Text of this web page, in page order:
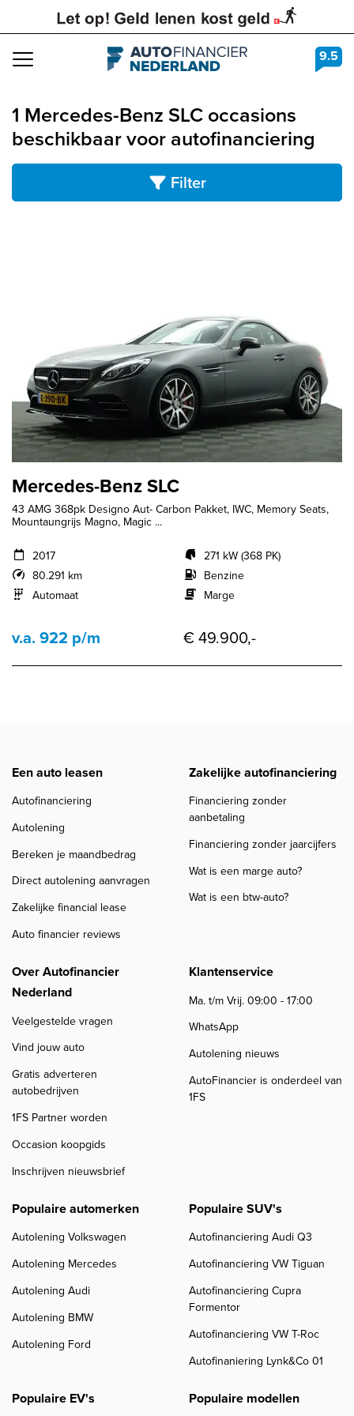
Navigation 9.5
1 Mercedes-Benz SLC occasions
beschikbaar voor autofinanciering
Filter
Mercedes-Benz SLC
43 AMG 368pk Designo Aut- Carbon Pakket, IWC, Memory Seats,
Mountaungrijs Magno, Magic ...
2017
80.291 km
Automaat
271 kW (368 PK)
Benzine
Marge
v.a. 922 p/m € 49.900,-
Een auto leasen
Autofinanciering
Autolening
Bereken je maandbedrag
Direct autolening aanvragen
Zakelijke financial lease
Auto financier reviews
Zakelijke autofinanciering
Financiering zonder
aanbetaling
Financiering zonder jaarcijfers
Wat is een marge auto?
Wat is een btw-auto?
Over Autofinancier
Nederland
Veelgestelde vragen
Vind jouw auto
Gratis adverteren
autobedrijven
1FS Partner worden
Occasion koopgids
Inschrijven nieuwsbrief
Klantenservice
Ma. t/m Vrij. 09:00 - 17:00
WhatsApp
Autolening nieuws
AutoFinancier is onderdeel van
1FS
Populaire automerken
Autolening Volkswagen
Autolening Mercedes
Autolening Audi
Autolening BMW
Autolening Ford
Populaire SUV's
Autofinanciering Audi Q3
Autofinanciering VW Tiguan
Autofinanciering Cupra
Formentor
Autofinanciering VW T-Roc
Autofinaniering Lynk&Co 01
Populaire EV's Populaire modellen